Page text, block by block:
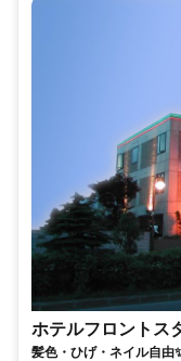
ホテルフロントス
髪色・ひげ・ネイル自由